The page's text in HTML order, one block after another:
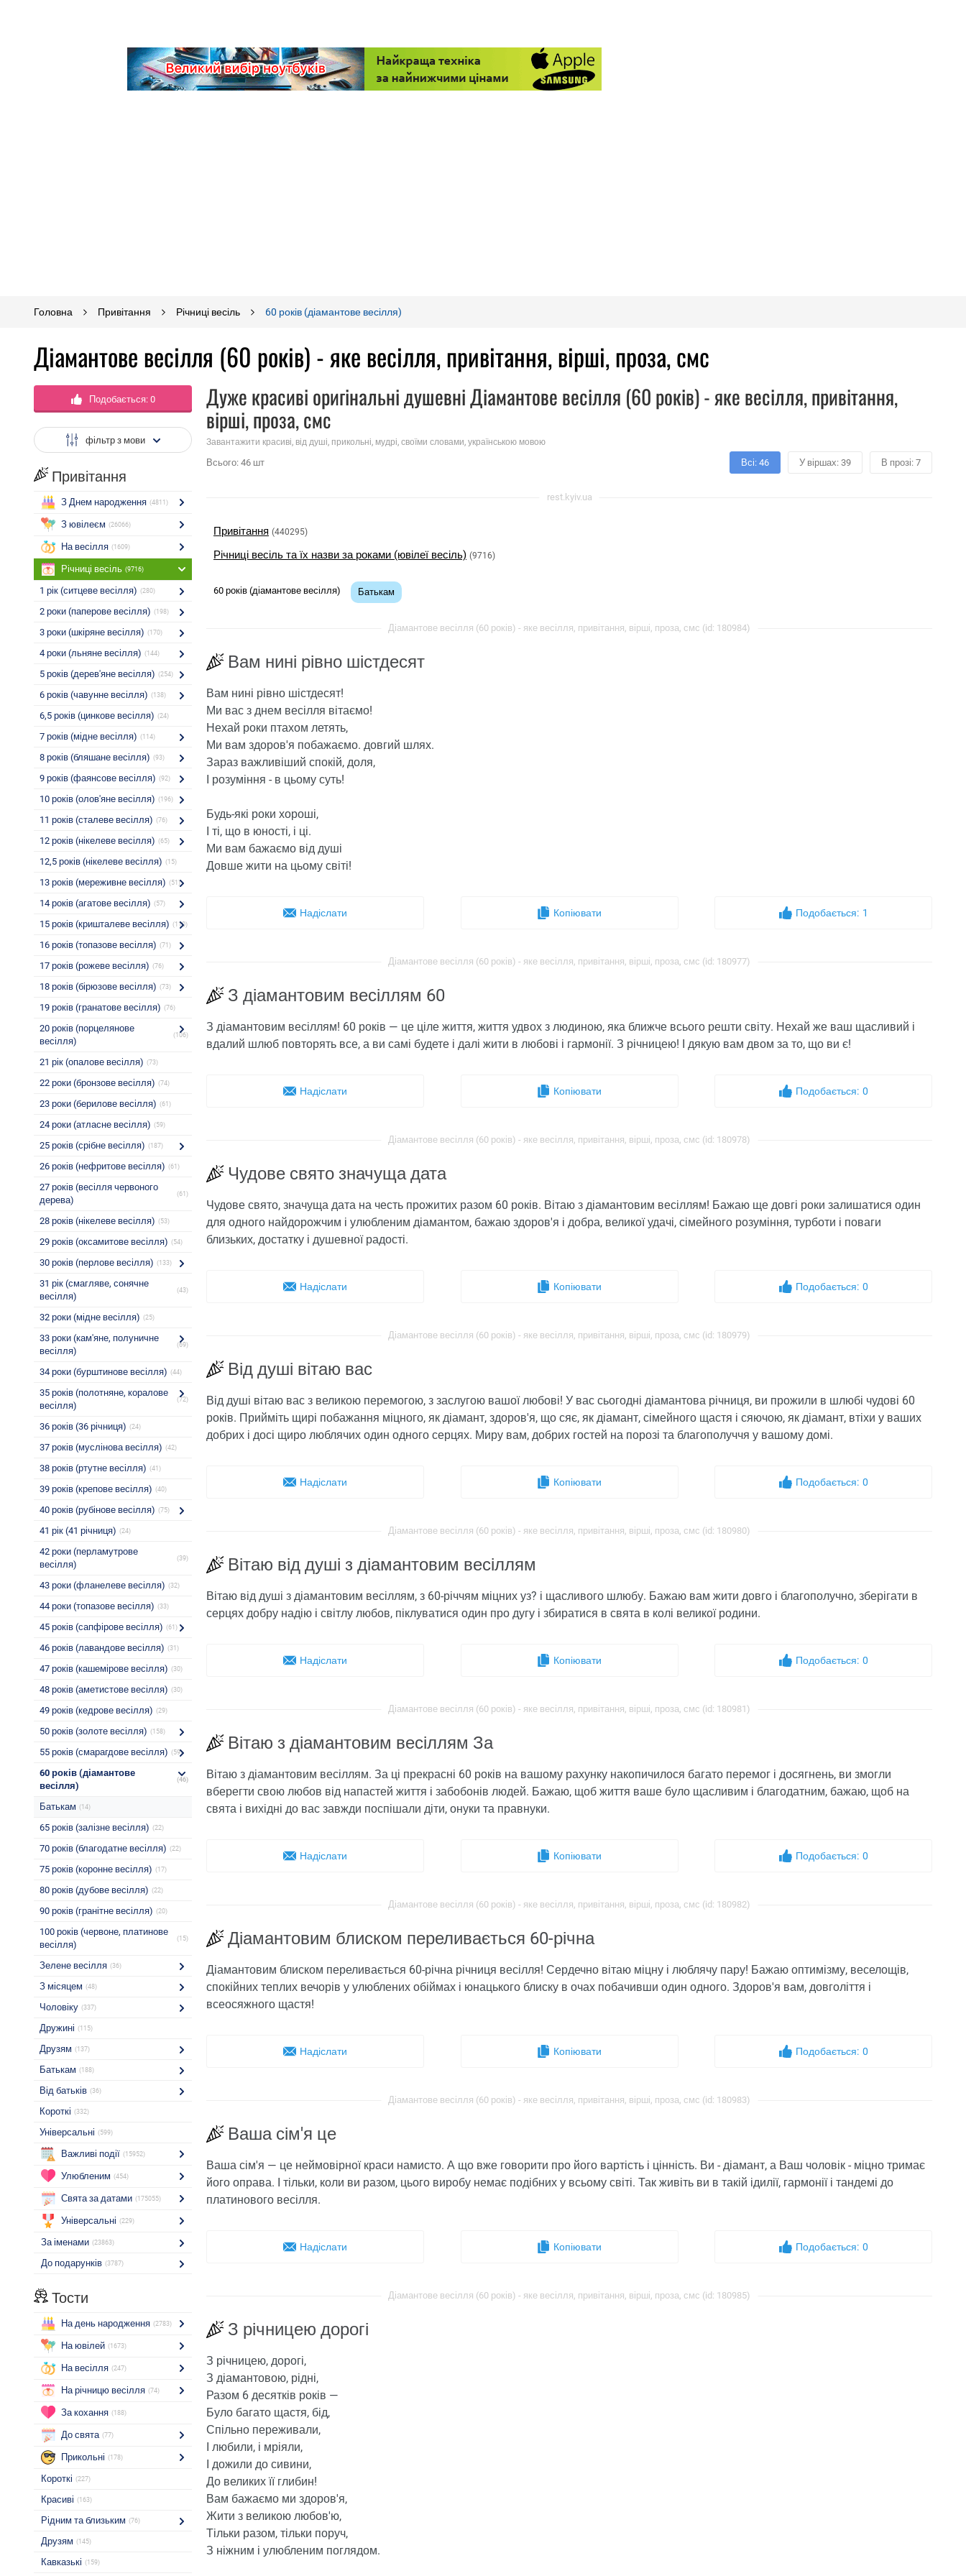
Головна Привітання Річниці весіль 60 років (діамантове весілля)
Діамантове весілля (60 років) - яке весілля, привітання, вірші, проза, смс
Подобається: 0
фільтр з мови
Привітання
З Днем народження (4811)
З ювілеєм (26066)
На весілля (1609)
Річниці весіль (9716)
1 рік (ситцеве весілля) (280)
2 роки (паперове весілля) (198)
3 роки (шкіряне весілля) (170)
4 роки (льняне весілля) (144)
5 років (дерев'яне весілля) (254)
6 років (чавунне весілля) (138)
6,5 років (цинкове весілля) (24)
7 років (мідне весілля) (114)
8 років (бляшане весілля) (93)
9 років (фаянсове весілля) (92)
10 років (олов'яне весілля) (196)
11 років (сталеве весілля) (76)
12 років (нікелеве весілля) (65)
12,5 років (нікелеве весілля) (15)
13 років (мереживне весілля) (51)
14 років (агатове весілля) (57)
15 років (кришталеве весілля) (110)
16 років (топазове весілля) (71)
17 років (рожеве весілля) (76)
18 років (бірюзове весілля) (73)
19 років (гранатове весілля) (76)
20 років (порцелянове
весілля)
(106)
21 рік (опалове весілля) (73)
22 роки (бронзове весілля) (74)
23 роки (берилове весілля) (61)
24 роки (атласне весілля) (59)
25 років (срібне весілля) (187)
26 років (нефритове весілля) (61)
27 років (весілля червоного
дерева)
(61)
28 років (нікелеве весілля) (53)
29 років (оксамитове весілля) (54)
30 років (перлове весілля) (133)
31 рік (смагляве, сонячне
весілля)
(43)
32 роки (мідне весілля) (25)
33 роки (кам'яне, полуничне
весілля)
(69)
34 роки (бурштинове весілля) (44)
35 років (полотняне, коралове
весілля)
(72)
36 років (36 річниця) (24)
37 років (муслінова весілля) (42)
38 років (ртутне весілля) (41)
39 років (крепове весілля) (40)
40 років (рубінове весілля) (75)
41 рік (41 річниця) (24)
42 роки (перламутрове
весілля)
(39)
43 роки (фланелеве весілля) (32)
44 роки (топазове весілля) (33)
45 років (сапфірове весілля) (61)
46 років (лавандове весілля) (31)
47 років (кашемірове весілля) (30)
48 років (аметистове весілля) (30)
49 років (кедрове весілля) (29)
50 років (золоте весілля) (158)
55 років (смарагдове весілля) (59)
60 років (діамантове
весілля)
(46)
Батькам (14)
65 років (залізне весілля) (22)
70 років (благодатне весілля) (22)
75 років (коронне весілля) (17)
80 років (дубове весілля) (22)
90 років (гранітне весілля) (20)
100 років (червоне, платинове
весілля)
(15)
Зелене весілля (36)
З місяцем (48)
Чоловіку (337)
Дружині (115)
Друзям (137)
Батькам (188)
Від батьків (36)
Короткі (332)
Універсальні (599)
Важливі події (15952)
Улюбленим (454)
Свята за датами (175055)
Універсальні (229)
За іменами (23863)
До подарунків (3787)
Тости
На день народження (2783)
На ювілей (1673)
На весілля (247)
На річницю весілля (74)
За кохання (188)
До свята (77)
Прикольні (178)
Короткі (227)
Красиві (163)
Рідним та близьким (76)
Друзям (145)
Кавказькі (159)
Дуже красиві оригінальні душевні Діамантове весілля (60 років) - яке весілля, привітання,
вірші, проза, смс
Завантажити красиві, від душі, прикольні, мудрі, своїми словами, українською мовою
Всього: 46 шт Всі: 46 У віршах: 39 В прозі: 7
rest.kyiv.ua
Привітання (440295)
Річниці весіль та їх назви за роками (ювілеї весіль) (9716)
60 років (діамантове весілля) Батькам
Діамантове весілля (60 років) - яке весілля, привітання, вірші, проза, смс (id: 180984)
Вам нині рівно шістдесят
Вам нині рівно шістдесят!
Ми вас з днем ​​весілля вітаємо!
Нехай роки птахом летять,
Ми вам здоров'я побажаємо. довгий шлях.
Зараз важливіший спокій, доля,
І розуміння - в цьому суть!
Будь-які роки хороші,
І ті, що в юності, і ці.
Ми вам бажаємо від душі
Довше жити на цьому світі!
Надіслати Копіювати Подобається: 1
Діамантове весілля (60 років) - яке весілля, привітання, вірші, проза, смс (id: 180977)
З діамантовим весіллям 60
З діамантовим весіллям! 60 років — це ціле життя, життя удвох з людиною, яка ближче всього решти світу. Нехай же ваш щасливий і
вдалий шлюб повторять все, а ви самі будете і далі жити в любові і гармонії. З річницею! І дякую вам двом за то, що ви є!
Надіслати Копіювати Подобається: 0
Діамантове весілля (60 років) - яке весілля, привітання, вірші, проза, смс (id: 180978)
Чудове свято значуща дата
Чудове свято, значуща дата на честь прожитих разом 60 років. Вітаю з діамантовим весіллям! Бажаю ще довгі роки залишатися один
для одного найдорожчим і улюбленим діамантом, бажаю здоров'я і добра, великої удачі, сімейного розуміння, турботи і поваги
близьких, достатку і душевної радості.
Надіслати Копіювати Подобається: 0
Діамантове весілля (60 років) - яке весілля, привітання, вірші, проза, смс (id: 180979)
Від душі вітаю вас
Від душі вітаю вас з великою перемогою, з заслугою вашої любові! У вас сьогодні діамантова річниця, ви прожили в шлюбі чудові 60
років. Прийміть щирі побажання міцного, як діамант, здоров'я, що сяє, як діамант, сімейного щастя і сяючою, як діамант, втіхи у ваших
добрих і досі щиро люблячих один одного серцях. Миру вам, добрих гостей на порозі та благополуччя у вашому домі.
Надіслати Копіювати Подобається: 0
Діамантове весілля (60 років) - яке весілля, привітання, вірші, проза, смс (id: 180980)
Вітаю від душі з діамантовим весіллям
Вітаю від душі з діамантовим весіллям, з 60-річчям міцних уз? і щасливого шлюбу. Бажаю вам жити довго і благополучно, зберігати в
серцях добру надію і світлу любов, піклуватися один про дугу і збиратися в свята в колі великої родини.
Надіслати Копіювати Подобається: 0
Діамантове весілля (60 років) - яке весілля, привітання, вірші, проза, смс (id: 180981)
Вітаю з діамантовим весіллям За
Вітаю з діамантовим весіллям. За ці прекрасні 60 років на вашому рахунку накопичилося багато перемог і досягнень, ви змогли
вберегти свою любов від напастей життя і забобонів людей. Бажаю, щоб життя ваше було щасливим і благодатним, бажаю, щоб на
свята і вихідні до вас завжди поспішали діти, онуки та правнуки.
Надіслати Копіювати Подобається: 0
Діамантове весілля (60 років) - яке весілля, привітання, вірші, проза, смс (id: 180982)
Діамантовим блиском переливається 60-річна
Діамантовим блиском переливається 60-річна річниця весілля! Сердечно вітаю міцну і люблячу пару! Бажаю оптимізму, веселощів,
спокійних теплих вечорів у улюблених обіймах і юнацького блиску в очах побачивши один одного. Здоров'я вам, довголіття і
всеосяжного щастя!
Надіслати Копіювати Подобається: 0
Діамантове весілля (60 років) - яке весілля, привітання, вірші, проза, смс (id: 180983)
Ваша сім'я це
Ваша сім'я — це неймовірної краси намисто. А що вже говорити про його вартість і цінність. Ви - діамант, а Ваш чоловік - міцно тримає
його оправа. І тільки, коли ви разом, цього виробу немає подібних у всьому світі. Так живіть ви в такій ідилії, гармонії і тандемі до
платинового весілля.
Надіслати Копіювати Подобається: 0
Діамантове весілля (60 років) - яке весілля, привітання, вірші, проза, смс (id: 180985)
З річницею дорогі
З річницею, дорогі,
З діамантовою, рідні,
Разом 6 десятків років —
Було багато щастя, бід,
Спільно переживали,
І любили, і мріяли,
І дожили до сивини,
До великих її глибин!
Вам бажаємо ми здоров'я,
Жити з великою любов'ю,
Тільки разом, тільки поруч,
З ніжним і улюбленим поглядом.